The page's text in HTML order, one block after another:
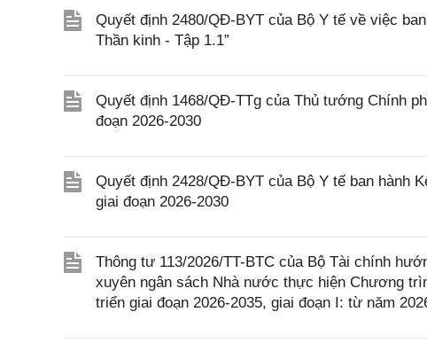
Quyết định 2480/QĐ-BYT của Bộ Y tế về việc
Thần kinh - Tập 1.1”
Quyết định 1468/QĐ-TTg của Thủ tướng Chính
đoạn 2026-2030
Quyết định 2428/QĐ-BYT của Bộ Y tế ban hành
giai đoạn 2026-2030
Thông tư 113/2026/TT-BTC của Bộ Tài chính
xuyên ngân sách Nhà nước thực hiện Chương
triển giai đoạn 2026-2035, giai đoạn I: từ năm